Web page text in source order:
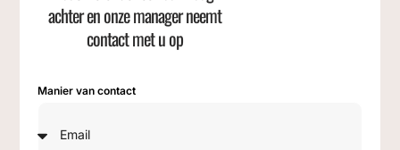
achter en onze manager neemt
contact met u op
Manier van contact